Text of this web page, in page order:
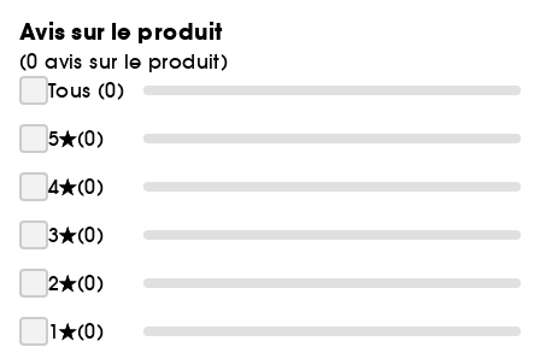
Avis sur le produit
(0 avis sur le produit)
Tous (0)
5
(0)
4
(0)
3
(0)
2
(0)
1
(0)